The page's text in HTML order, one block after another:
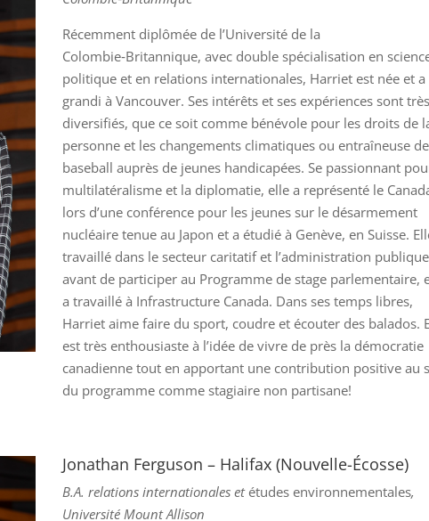
Récemment diplômée de l’Université de la
Colombie‑Britannique, avec double spécialisation en
politique et en relations internationales, Harriet est née et a
grandi à Vancouver. Ses intérêts et ses expériences sont très
diversifiés, que ce soit comme bénévole pour les droits de
personne et les changements climatiques ou entraîneuse de
baseball auprès de jeunes handicapées. Se passionnant
multilatéralisme et la diplomatie, elle a représenté le
lors d’une conférence pour les jeunes sur le désarmement
nucléaire tenue au Japon et a étudié à Genève, en Suisse.
travaillé dans le secteur caritatif et l’administration
avant de participer au Programme de stage parlementaire,
a travaillé à Infrastructure Canada. Dans ses temps libres,
Harriet aime faire du sport, coudre et écouter des balados.
est très enthousiaste à l’idée de vivre de près la démocratie
canadienne tout en apportant une contribution positive au
du programme comme stagiaire non partisane!
Jonathan Ferguson – Halifax (Nouvelle-Écosse)
B.A. relations internationales et études environnementales,
Université Mount Allison